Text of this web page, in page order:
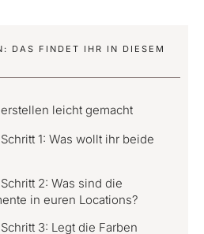
DAS FINDET IHR IN DIESEM
leicht gemacht
1: Was wollt ihr beide
2: Was sind die
in euren Locations?
3: Legt die Farben